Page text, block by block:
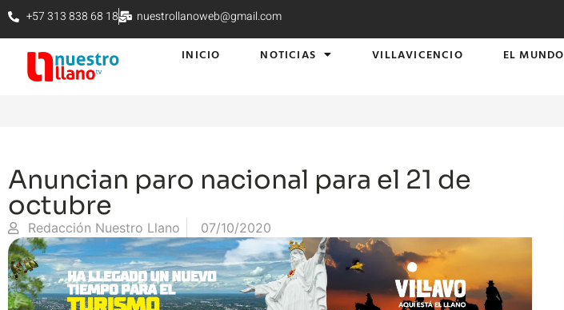
+57 313 838 68 18 nuestrollanoweb@gmail.com
INICIO NOTICIAS VILLAVICENCIO EL MUNDO
Anuncian paro nacional para el 21 de
octubre
Redacción Nuestro Llano 07/10/2020